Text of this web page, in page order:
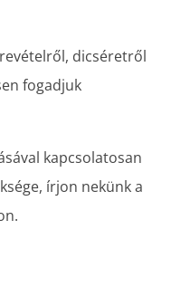
dicséretről
fogadjuk
kapcsolatosan
írjon nekünk a